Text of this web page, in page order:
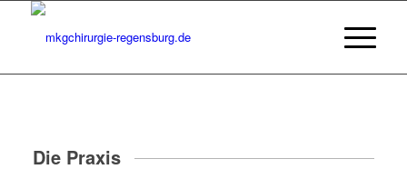
Die Praxis